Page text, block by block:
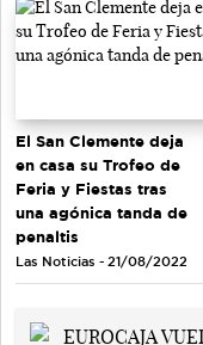
El San Clemente deja
en casa su Trofeo de
Feria y Fiestas tras
una agónica tanda de
penaltis
Las Noticias - 21/08/2022